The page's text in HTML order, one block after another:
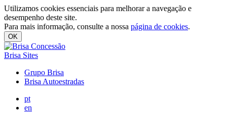
Utilizamos cookies essenciais para melhorar a navegação e
desempenho deste site.
Para mais informação, consulte a nossa página de cookies.
OK
Brisa Sites
Grupo Brisa
Brisa Autoestradas
pt
en